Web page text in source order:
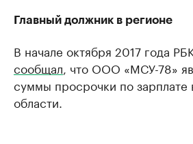
Главный должник в регионе
В начале октября 2017 года
сообщал , что ООО «МСУ-78»
суммы просрочки по зарплате
области.